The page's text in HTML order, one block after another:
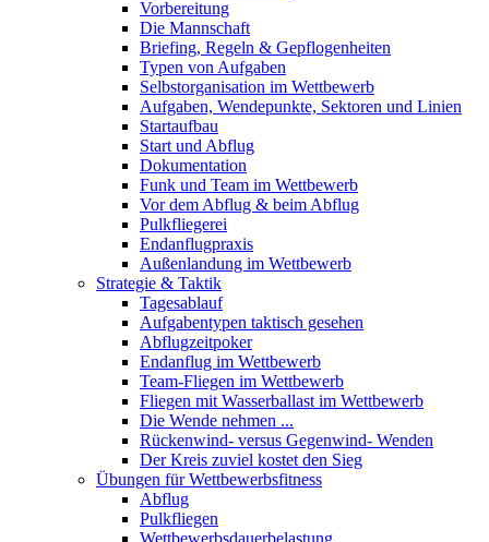
Vorbereitung
Die Mannschaft
Briefing, Regeln & Gepflogenheiten
Typen von Aufgaben
Selbstorganisation im Wettbewerb
Aufgaben, Wendepunkte, Sektoren und Linien
Startaufbau
Start und Abflug
Dokumentation
Funk und Team im Wettbewerb
Vor dem Abflug & beim Abflug
Pulkfliegerei
Endanflugpraxis
Außenlandung im Wettbewerb
Strategie & Taktik
Tagesablauf
Aufgabentypen taktisch gesehen
Abflugzeitpoker
Endanflug im Wettbewerb
Team-Fliegen im Wettbewerb
Fliegen mit Wasserballast im Wettbewerb
Die Wende nehmen ...
Rückenwind- versus Gegenwind- Wenden
Der Kreis zuviel kostet den Sieg
Übungen für Wettbewerbsfitness
Abflug
Pulkfliegen
Wettbewerbsdauerbelastung